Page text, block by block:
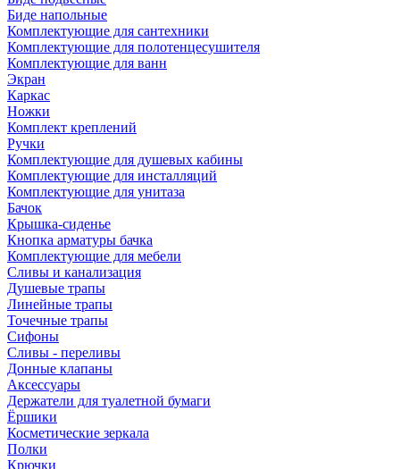
Биде напольные
Комплектующие для сантехники
Комплектующие для полотенцесушителя
Комплектующие для ванн
Экран
Каркас
Ножки
Комплект креплений
Ручки
Комплектующие для душевых кабины
Комплектующие для инсталляций
Комплектующие для унитаза
Бачок
Крышка-сиденье
Кнопка арматуры бачка
Комплектующие для мебели
Сливы и канализация
Душевые трапы
Линейные трапы
Точечные трапы
Сифоны
Сливы - переливы
Донные клапаны
Аксессуары
Держатели для туалетной бумаги
Ёршики
Косметические зеркала
Полки
Крючки